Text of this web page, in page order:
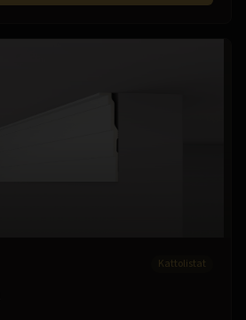
Kattolistat